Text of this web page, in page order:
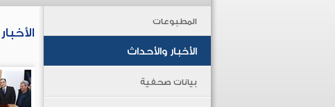
المطبوعات
الأخبار والأحداث
بيانات صحفية